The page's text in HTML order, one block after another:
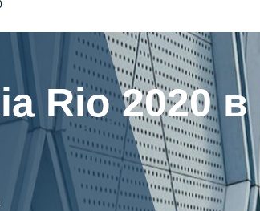
Rio 2020